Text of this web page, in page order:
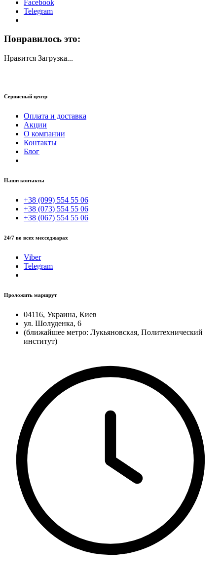
Facebook
Telegram
Понравилось это:
Нравится Загрузка...
Сервисный центр
Оплата и доставка
Акции
О компании
Контакты
Блог
Наши контакты
+38 (099) 554 55 06
+38 (073) 554 55 06
+38 (067) 554 55 06
24/7 во всех месседжарах
Viber
Telegram
Проложить маршрут
04116, Украина, Киев
ул. Шолуденка, 6
(ближайшее метро: Лукьяновская, Политехнический
институт)